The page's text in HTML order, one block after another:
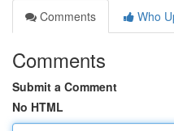
Comments
Who
Comments
Submit a Comment
No HTML